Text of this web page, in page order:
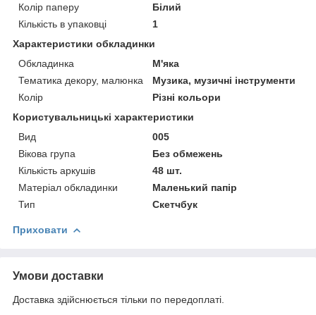
Колір паперу
Білий
Кількість в упаковці
1
Характеристики обкладинки
Обкладинка
М'яка
Тематика декору, малюнка
Музика, музичні інструменти
Колір
Різні кольори
Користувальницькі характеристики
Вид
005
Вікова група
Без обмежень
Кількість аркушів
48 шт.
Матеріал обкладинки
Маленький папір
Тип
Скетчбук
Приховати
Умови доставки
Доставка здійснюється тільки по передоплаті.